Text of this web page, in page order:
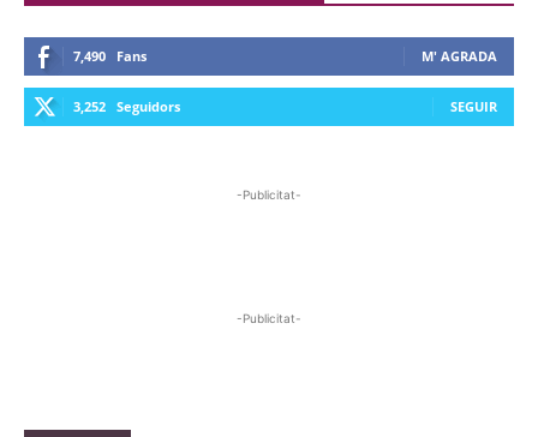
7,490 Fans M' AGRADA
3,252 Seguidors SEGUIR
-Publicitat-
-Publicitat-